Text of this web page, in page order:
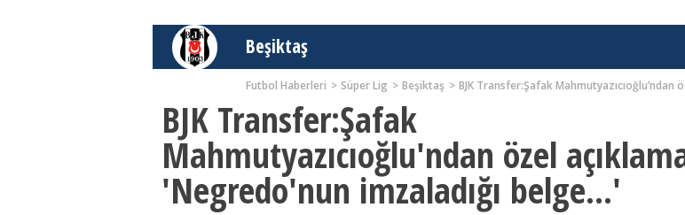
Beşiktaş
Futbol Haberleri Süper Lig Beşiktaş BJK Transfer:Şafak Mahmutyazıcıoğlu’ndan
BJK Transfer:Şafak
Mahmutyazıcıoğlu'ndan özel
'Negredo'nun imzaladığı belge...'